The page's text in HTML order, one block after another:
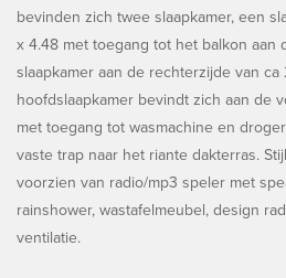
bevinden zich twee slaapkamer, een
x 4.48 met toegang tot het balkon aan
slaapkamer aan de rechterzijde van ca
hoofdslaapkamer bevindt zich aan de
met toegang tot wasmachine en
vaste trap naar het riante dakterras.
voorzien van radio/mp3 speler met
rainshower, wastafelmeubel, design
ventilatie.